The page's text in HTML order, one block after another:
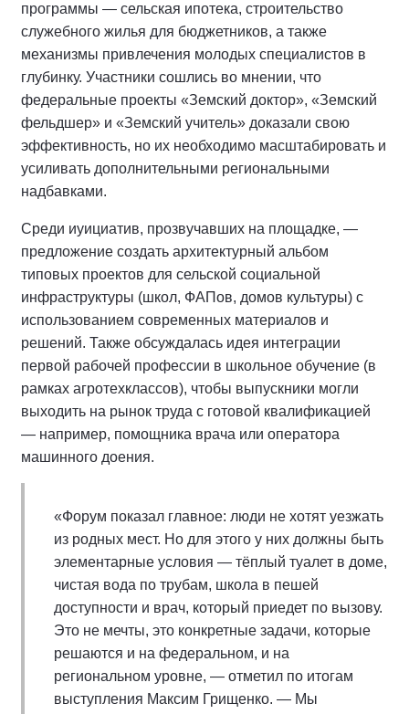
программы — сельская ипотека, строительство
служебного жилья для бюджетников, а также
механизмы привлечения молодых специалистов в
глубинку. Участники сошлись во мнении, что
федеральные проекты «Земский доктор», «Земский
фельдшер» и «Земский учитель» доказали свою
эффективность, но их необходимо масштабировать и
усиливать дополнительными региональными
надбавками.
Среди иyициатив, прозвучавших на площадке, —
предложение создать архитектурный альбом
типовых проектов для сельской социальной
инфраструктуры (школ, ФАПов, домов культуры) с
использованием современных материалов и
решений. Также обсуждалась идея интеграции
первой рабочей профессии в школьное обучение (в
рамках агротехклассов), чтобы выпускники могли
выходить на рынок труда с готовой квалификацией
— например, помощника врача или оператора
машинного доения.
«Форум показал главное: люди не хотят уезжать
из родных мест. Но для этого у них должны быть
элементарные условия — тёплый туалет в доме,
чистая вода по трубам, школа в пешей
доступности и врач, который приедет по вызову.
Это не мечты, это конкретные задачи, которые
решаются и на федеральном, и на
региональном уровне, — отметил по итогам
выступления Максим Грищенко. — Мы